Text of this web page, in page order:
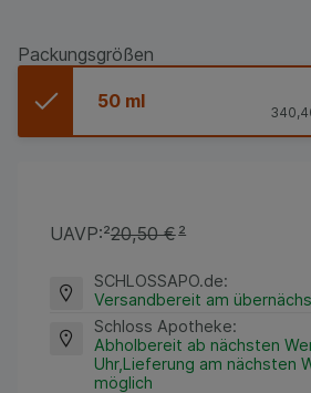
Packungsgrößen
50 ml
UAVP:²20,50 €²
SCHLOSSAPO.de:
Versandbereit am
Schloss Apotheke:
Abholbereit ab nächsten
Uhr,Lieferung am nächsten
möglich